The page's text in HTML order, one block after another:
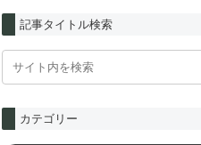
記事タイトル検索
カテゴリー